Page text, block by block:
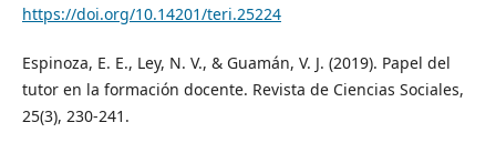
https://doi.org/10.14201/teri.25224
Espinoza, E. E., Ley, N. V., & Guamán, V. J. (2019). Papel del
tutor en la formación docente. Revista de Ciencias Sociales,
25(3), 230-241.